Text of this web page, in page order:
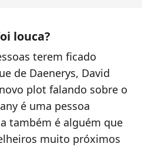
louca?
terem ficado
de Daenerys, David
plot falando sobre o
é uma pessoa
também é alguém que
muito próximos